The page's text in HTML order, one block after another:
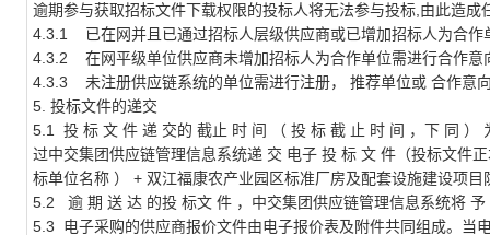
逾期参与获取招标文件下载权限的投标人将无法参与投标,由此造成
4.3.1
已在网并且已通过招标人层级供应商或已增加招标人为合
4.3.2
在网平级单位供应商未增加招标人为合作单位需进行合作
4.3.3
未注册供应链系统的单位需进行注册， 推荐单位或 合作意
5. 投标文件的递交
5.1
投 标 文 件 递 交的 截止 时 间 （ 投 标 截 止 时 间 ，下 同 ）
过中交集团供应链管理信息系统递 交 电子 投 标 文 件（投标文件
标单位名称 ） + 双江福康农产业园区标准厂房及配套设施建设项目
5.2
逾 期 送 达 的投 标文 件 ，中交集团供应链管理信息系统将 予
5.3 电子采购的供应商报价文件由电子报价表及附件共同组成。当